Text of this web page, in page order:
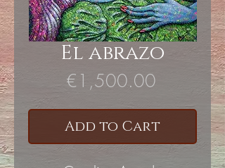
El abrazo
€1,500.00Price
Add to Cart